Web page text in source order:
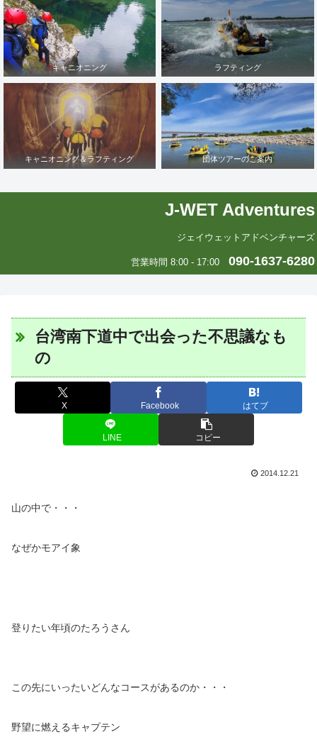
キャニオニング ラフティング
キャニオニング＆ラフティング 団体ツアーのご案内
J-WET Adventures
ジェイウェットアドベンチャーズ
営業時間 8:00 - 17:00 090-1637-6280
台湾南下道中で出会った不思議なも
の
X Facebook はてブ
LINE コピー
2014.12.21
山の中で・・・
なぜかモアイ象
登りたい年頃のたろうさん
この先にいったいどんなコースがあるのか・・・
野望に燃えるキャプテン